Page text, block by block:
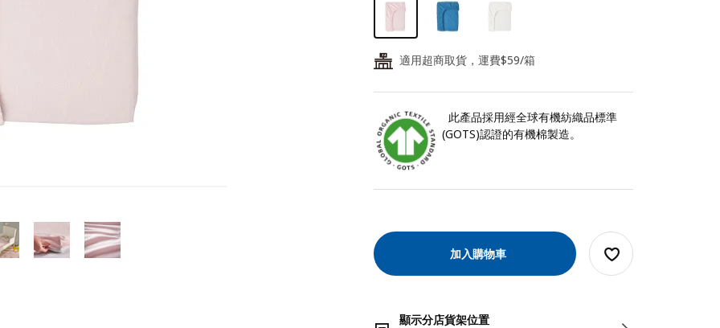
24 適用超商取貨，運費$59/箱
此產品採用經全球有機紡織品標準
(GOTS)認證的有機棉製造。
加入購物車
顯示分店貨架位置